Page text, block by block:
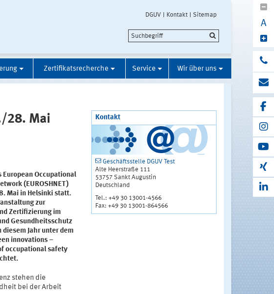
DGUV Kontakt Sitemap
A
Zertifikatsrecherche Service Wir über uns
28. Mai
European Occupational
(EUROSHNET)
Mai in Helsinki statt.
zur
Zertifizierung im
Gesundheitsschutz
Jahr unter dem
innovations –
occupational safety
stehen die
bei der Arbeit
Kontakt
Geschäftsstelle DGUV Test
Alte Heerstraße 111
53757 Sankt Augustin
Deutschland
Tel.: +49 30 13001-4566
Fax: +49 30 13001-864566